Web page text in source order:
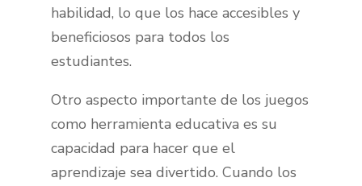
habilidad, lo que los hace accesibles y
beneficiosos para todos los
estudiantes.
Otro aspecto importante de los juegos
como herramienta educativa es su
capacidad para hacer que el
aprendizaje sea divertido. Cuando los